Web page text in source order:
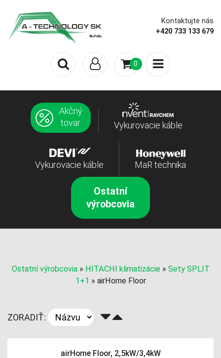
Kontaktujte nás
+420 733 133 679
0
Akčný
tovar
Vykurovacie káble
Vykurovacie káble MaR technika
Ostatní
výrobcovia
Ostatní výrobcovia » HITACHI klimatizácie » Sety SPLIT
1+1 » airHome Floor
ZORADIŤ:
airHome Floor, 2,5kW/3,4kW